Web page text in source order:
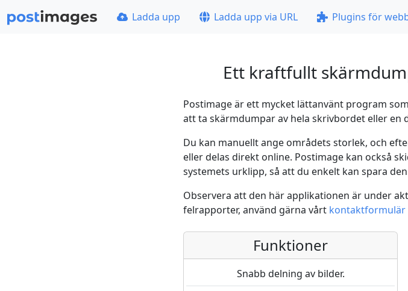
Ladda upp Ladda upp via URL Plugins för
Ett kraftfullt
Postimage är ett mycket lättanvänt program
att ta skärmdumpar av hela skrivbordet eller en
Du kan manuellt ange områdets storlek, och
eller delas direkt online. Postimage kan också
systemets urklipp, så att du enkelt kan spara
Observera att den här applikationen är under
felrapporter, använd gärna vårt kontaktformulär
Funktioner
Snabb delning av bilder.